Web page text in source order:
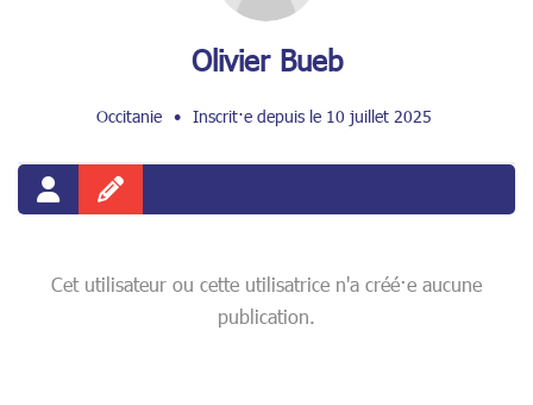
Olivier Bueb
Occitanie • Inscrit·e depuis le 10 juillet 2025
Cet utilisateur ou cette utilisatrice n'a créé·e aucune
publication.